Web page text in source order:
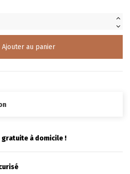
Ajouter au panier
à domicile !